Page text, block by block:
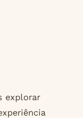
explorar